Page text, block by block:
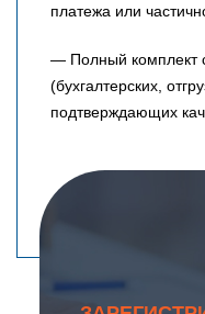
платежа или
— Полный комплект
(бухгалтерских,
подтверждающих